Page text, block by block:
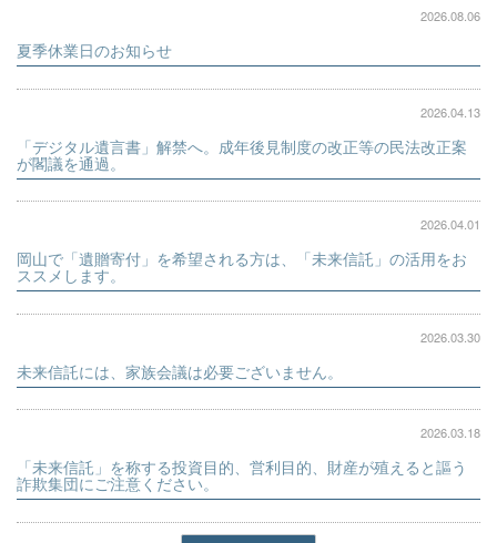
2026.08.06
夏季休業日のお知らせ
2026.04.13
「デジタル遺言書」解禁へ。成年後見制度の改正等の民法改正案
が閣議を通過。
2026.04.01
岡山で「遺贈寄付」を希望される方は、「未来信託」の活用をお
ススメします。
2026.03.30
未来信託には、家族会議は必要ございません。
2026.03.18
「未来信託」を称する投資目的、営利目的、財産が殖えると謳う
詐欺集団にご注意ください。